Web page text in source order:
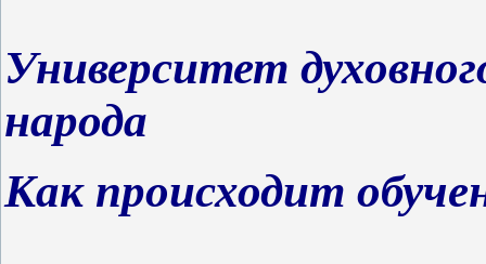
Университет
народа
Как происходит